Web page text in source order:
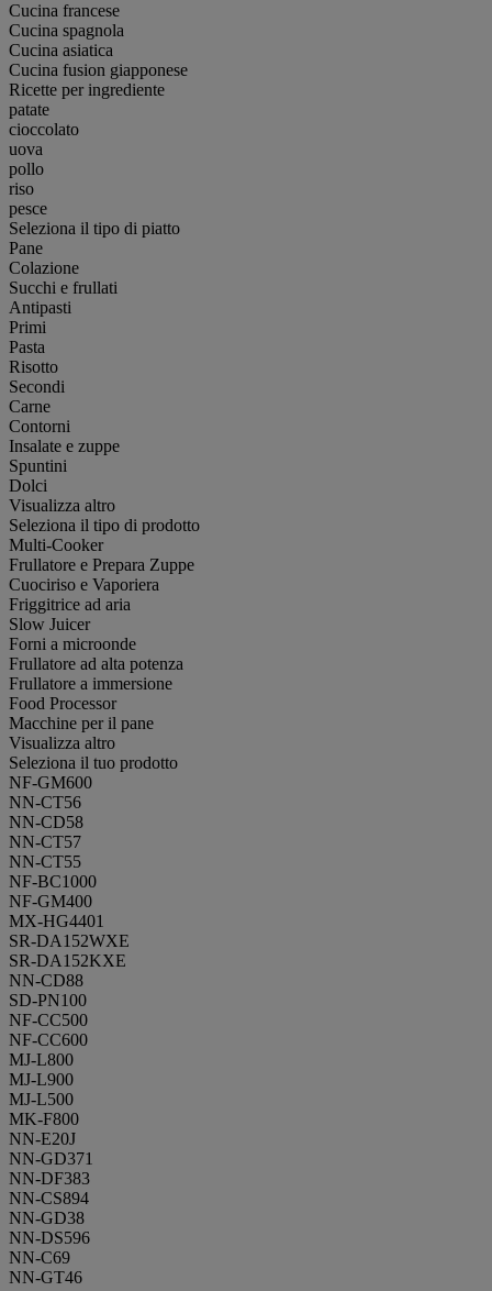
Cucina francese
Cucina spagnola
Cucina asiatica
Cucina fusion giapponese
Ricette per ingrediente
patate
cioccolato
uova
pollo
riso
pesce
Seleziona il tipo di piatto
Pane
Colazione
Succhi e frullati
Antipasti
Primi
Pasta
Risotto
Secondi
Carne
Contorni
Insalate e zuppe
Spuntini
Dolci
Visualizza altro
Seleziona il tipo di prodotto
Multi-Cooker
Frullatore e Prepara Zuppe
Cuociriso e Vaporiera
Friggitrice ad aria
Slow Juicer
Forni a microonde
Frullatore ad alta potenza
Frullatore a immersione
Food Processor
Macchine per il pane
Visualizza altro
Seleziona il tuo prodotto
NF-GM600
NN-CT56
NN-CD58
NN-CT57
NN-CT55
NF-BC1000
NF-GM400
MX-HG4401
SR-DA152WXE
SR-DA152KXE
NN-CD88
SD-PN100
NF-CC500
NF-CC600
MJ-L800
MJ-L900
MJ-L500
MK-F800
NN-E20J
NN-GD371
NN-DF383
NN-CS894
NN-GD38
NN-DS596
NN-C69
NN-GT46